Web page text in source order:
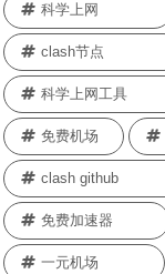
科学上网
clash节点
科学上网工具
免费机场
clash github
免费加速器
一元机场